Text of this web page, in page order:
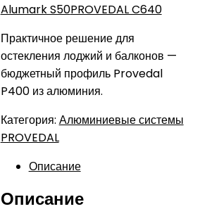
Alumark S50PROVEDAL C640
Практичное решение для
остекления лоджий и балконов —
бюджетный профиль Provedal
P400 из алюминия.
Категория: Алюминиевые системы
PROVEDAL
Описание
Описание